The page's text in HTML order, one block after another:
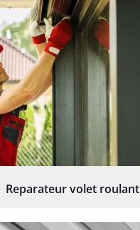
Reparateur volet roulant